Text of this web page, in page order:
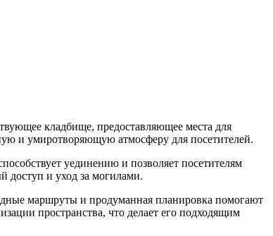
кладбище, предоставляющее места для
и умиротворяющую атмосферу для посетителей.
уединению и позволяет посетителям
доступ и уход за могилами.
маршруты и продуманная планировка помогают
пространства, что делает его подходящим